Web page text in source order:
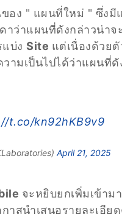
อง " แผนที่ใหม่ " ซึ่งมี
าว่าแผนที่ดังกล่าวน่าจ
แบ่ง Site แต่เนื่องด้วย
ามเป็นไปได้ว่าแผนที่ดั
t.co/kn92hKB9v9
April 21, 2025
จะหยิบยกเพิ่มเข้าม
สนำเสนอรายละเอีย